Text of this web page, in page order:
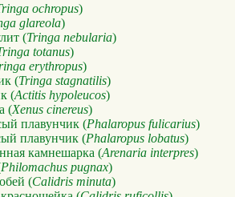
ochropus)
glareola)
(Tringa nebularia)
totanus)
erythropus)
(Tringa stagnatilis)
(Actitis hypoleucos)
(Xenus cinereus)
плавунчик (Phalaropus fulicarius)
плавунчик (Phalaropus lobatus)
камнешарка (Arenaria interpres)
Philomachus pugnax)
(Calidris minuta)